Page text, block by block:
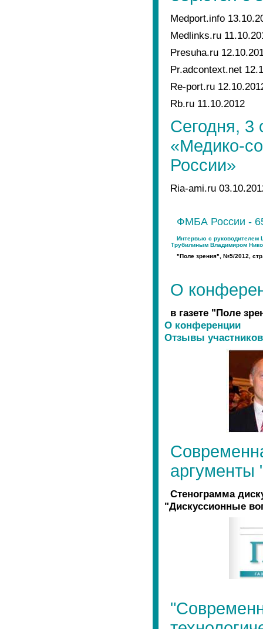
Medport.info
Medlinks.ru
Presuha.ru
Pr.adcontext.net
Re-port.ru
Rb.ru 11.10.2012
Сегодня, 3
«Медико-
России»
Ria-ami.ru
ФМБА России -
Интервью с руководителем
Трубилиным Владимиром
"Поле зрения", №5/2012,
О
в газете "Поле
О конференции
Отзывы
аргументы
Стенограмма
"Дискуссионные